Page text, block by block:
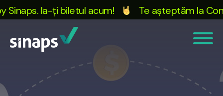
Ia-ți biletul acum! Te așteptăm la